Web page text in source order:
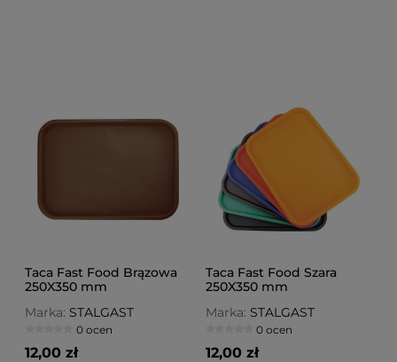
Taca Fast Food Brązowa
250X350 mm
Marka: STALGAST
0 ocen
12,00 zł
Taca Fast Food Szara
250X350 mm
Marka: STALGAST
0 ocen
12,00 zł